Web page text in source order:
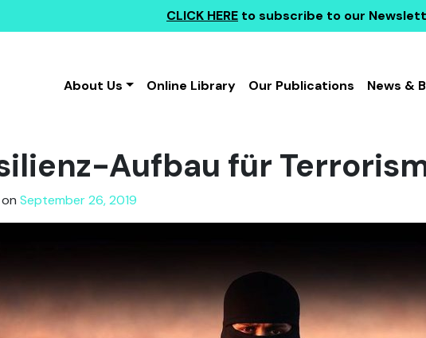
CLICK HERE to subscribe to our
About Us
Online Library Our Publications News &
Aufbau für
September 26, 2019